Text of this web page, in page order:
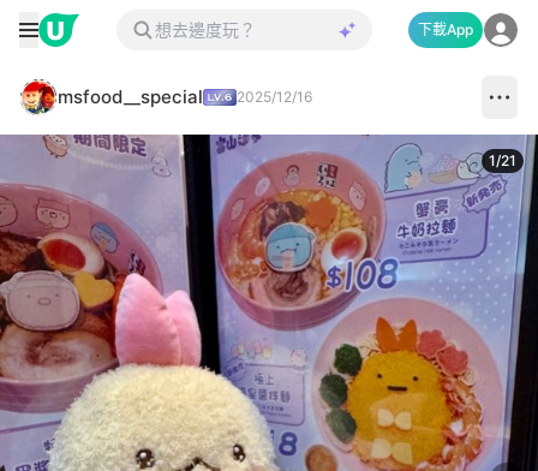
下載App
msfood__special 2025/12/16
1/21